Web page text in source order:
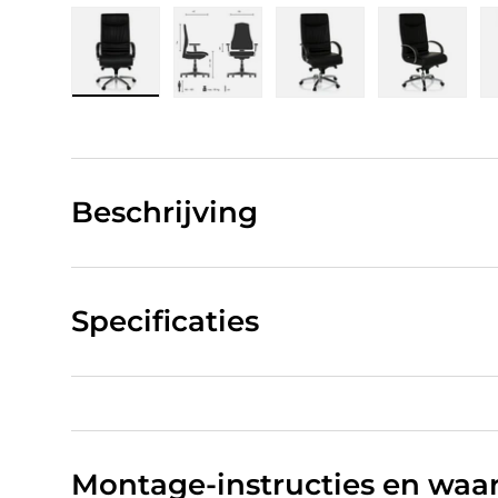
Beschrijving
Specificaties
Montage-instructies en